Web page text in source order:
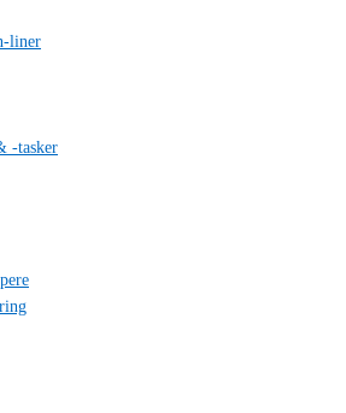
liner
-tasker